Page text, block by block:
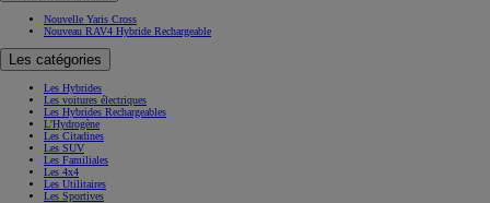
Nouvelle Yaris Cross
Nouveau RAV4 Hybride Rechargeable
Les catégories
Les Hybrides
Les voitures électriques
Les Hybrides Rechargeables
L'Hydrogène
Les Citadines
Les SUV
Les Familiales
Les 4x4
Les Utilitaires
Les Sportives